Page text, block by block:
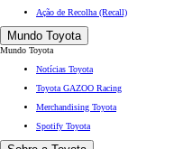
Ação de Recolha (Recall)
Mundo Toyota
Mundo Toyota
Notícias Toyota
Toyota GAZOO Racing
Merchandising Toyota
Spotify Toyota